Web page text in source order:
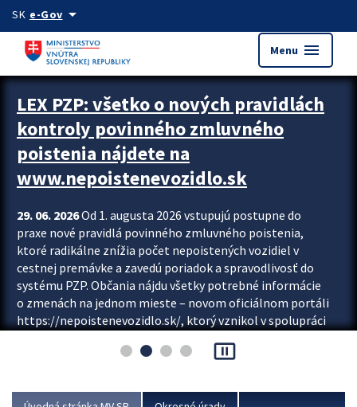
Preskocit na hlavný obsah
SK e-Govarrow_drop_down
Menu menu
Zastavit automatický posun upútavok
LEX PZP: všetko o nových pravidlách
kontroly povinného zmluvného
poistenia nájdete na
www.nepoistenevozidlo.sk
29. 06. 2026Od 1. augusta 2026 vstupujú postupne do
praxe nové pravidlá povinného zmluvného poistenia,
ktoré radikálne znížia počet nepoistených vozidiel v
cestnej premávke a zavedú poriadok a spravodlivosť do
systému PZP. Občania nájdu všetky potrebné informácie
o zmenách na jednom mieste – novom oficiálnom portáli
https://nepoistenevozidlo.sk/, ktorý vznikol v spolupráci
asociácie poisťovní (SLASPO) a Ministerstva vnútra SR.
pause_presentation